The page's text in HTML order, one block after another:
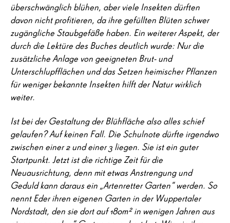
überschwänglich blühen, aber viele Insekten dürften
davon nicht profitieren, da ihre gefüllten Blüten schwer
zugängliche Staubgefäße haben. Ein weiterer Aspekt, der
durch die Lektüre des Buches deutlich wurde: Nur die
zusätzliche Anlage von geeigneten Brut- und
Unterschlupfflächen und das Setzen heimischer Pflanzen
für weniger bekannte Insekten hilft der Natur wirklich
weiter.
Ist bei der Gestaltung der Blühfläche also alles schief
gelaufen? Auf keinen Fall. Die Schulnote dürfte irgendwo
zwischen einer 2 und einer 3 liegen. Sie ist ein guter
Startpunkt. Jetzt ist die richtige Zeit für die
Neuausrichtung, denn mit etwas Anstrengung und
Geduld kann daraus ein „Artenretter Garten“ werden. So
nennt Eder ihren eigenen Garten in der Wuppertaler
Nordstadt, den sie dort auf 180m² in wenigen Jahren aus